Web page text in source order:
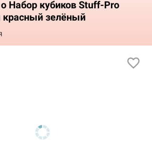
Набор кубиков Stuff-Pro
красный зелёный